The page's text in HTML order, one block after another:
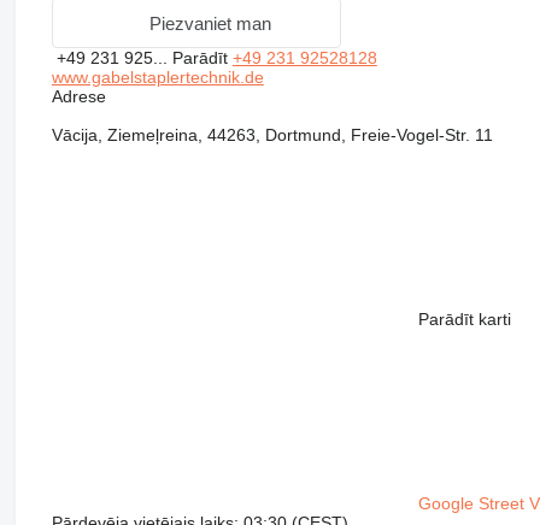
Piezvaniet man
+49 231 925... Parādīt +49 231 92528128
www.gabelstaplertechnik.de
Adrese
Vācija, Ziemeļreina, 44263, Dortmund, Freie-Vogel-Str. 11
Parādīt karti
Google Street